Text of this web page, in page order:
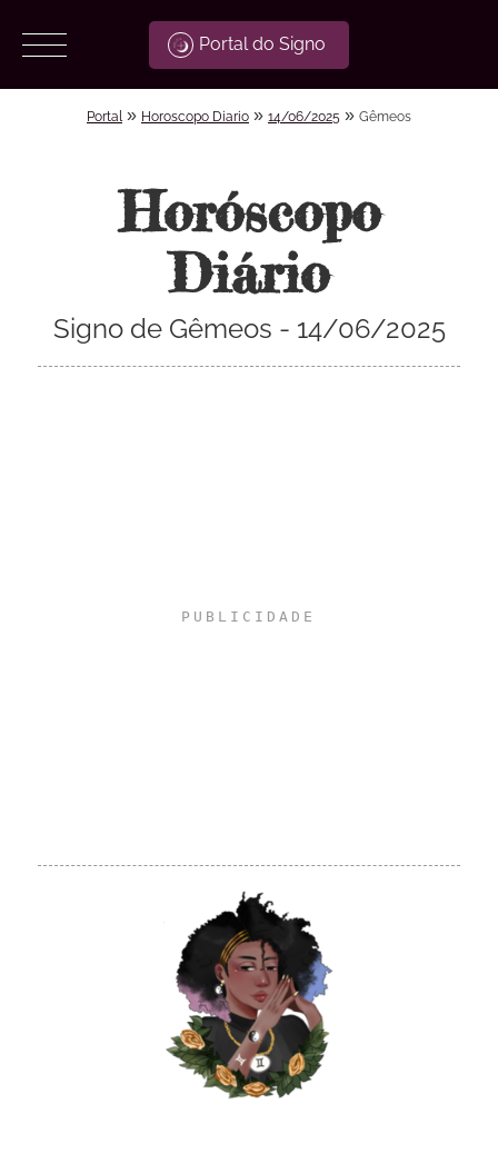
Portal do Signo
Portal » Horoscopo Diario » 14/06/2025 » Gêmeos
Horóscopo
Diário
Signo de Gêmeos - 14/06/2025